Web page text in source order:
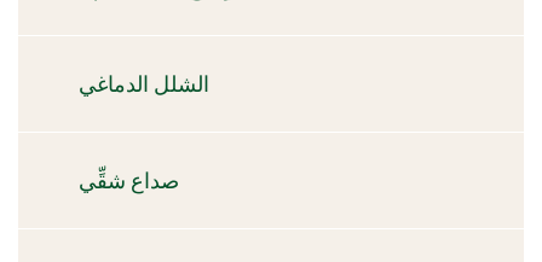
الشلل الدماغي
صداع شقِّي